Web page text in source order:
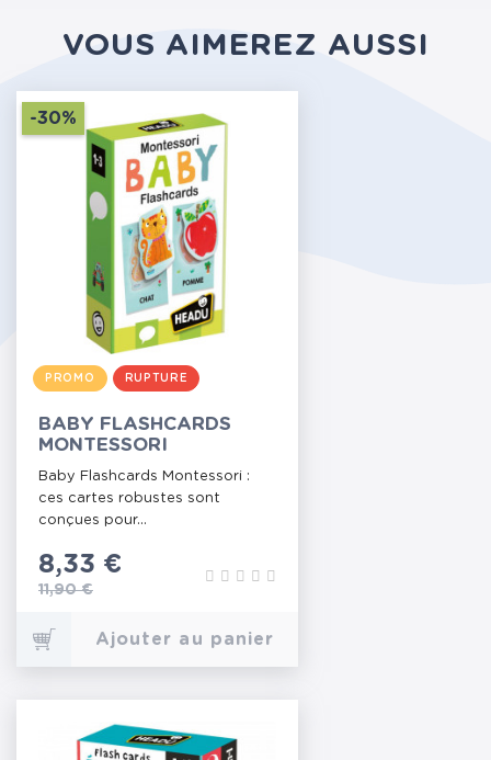
VOUS AIMEREZ AUSSI
-30%
PROMO RUPTURE
BABY FLASHCARDS
MONTESSORI
Baby Flashcards Montessori :
ces cartes robustes sont
conçues pour...
Prix
8,33 €
Prix de base
11,90 €
Ajouter au panier